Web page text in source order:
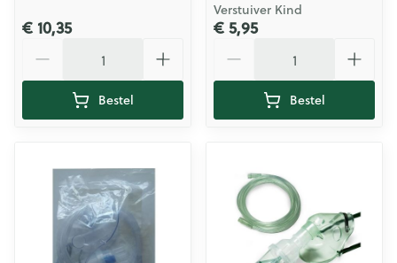
€ 10,35
Bestel
Verstuiver Kind
€ 5,95
Bestel